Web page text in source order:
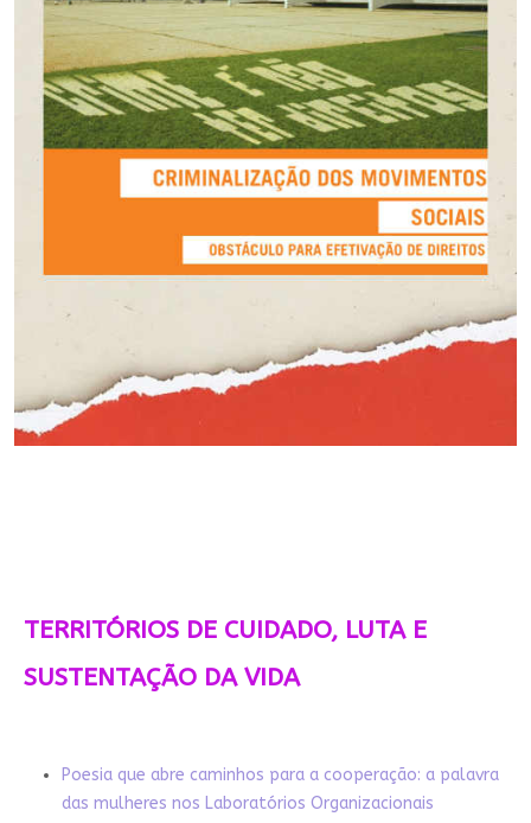
TERRITÓRIOS DE CUIDADO, LUTA E
SUSTENTAÇÃO DA VIDA
Poesia que abre caminhos para a cooperação: a palavra
das mulheres nos Laboratórios Organizacionais